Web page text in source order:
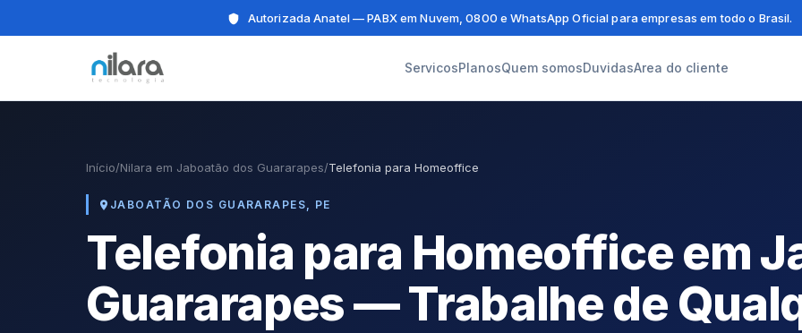
Autorizada Anatel — PABX em Nuvem, 0800 e WhatsApp Oficial para empresas em todo o Brasil.
ServicosPlanosQuem somosDuvidasArea do cliente
Início/Nilara em Jaboatão dos Guararapes/Telefonia para Homeoffice
JABOATÃO DOS GUARARAPES, PE
Telefonia para Homeoffice em
Guararapes — Trabalhe de